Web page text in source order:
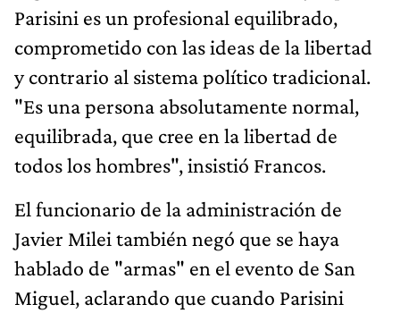
Parisini es un profesional equilibrado,
comprometido con las ideas de la libertad
y contrario al sistema político tradicional.
"Es una persona absolutamente normal,
equilibrada, que cree en la libertad de
todos los hombres", insistió Francos.
El funcionario de la administración de
Javier Milei también negó que se haya
hablado de "armas" en el evento de San
Miguel, aclarando que cuando Parisini